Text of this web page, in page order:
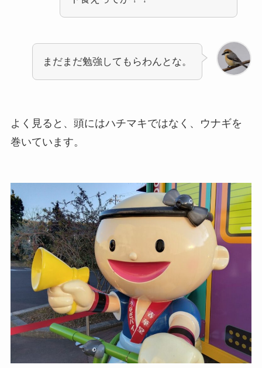
まだまだ勉強してもらわんとな。
よく見ると、頭にはハチマキではなく、ウナギを
巻いています。